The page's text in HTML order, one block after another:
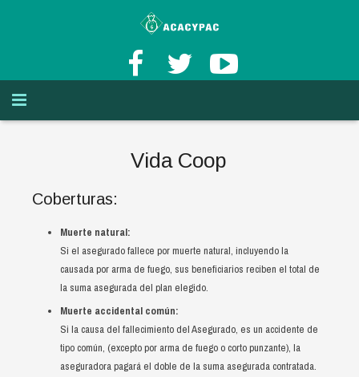
Principios del cooperativismo
Valores del cooperativismo
Afiliación
Cuenta de Aportaciones
Beneficios de ser asociado de ACACYPAC de RL
Derechos del asociado de ACACYPAC de RL
AHORROS
Ahorro a la Vista
Cuenta de Ahorros
Cuenta de Ahorro Infantil
Ahorro Programado
Cuenta de Ahorro Escolar
Ahorro a Plazo
CREDITOS
Lineas de Credito
Crédito Producción Agropecuaria
OTROS SERVICIOS
RED DE AGENCIAS
Vida Coop
Coberturas:
Muerte natural:
Si el asegurado fallece por muerte natural, incluyendo la
causada por arma de fuego, sus beneficiarios reciben el total de
la suma asegurada del plan elegido.
Muerte accidental común:
Si la causa del fallecimiento del Asegurado, es un accidente de
tipo común, (excepto por arma de fuego o corto punzante), la
aseguradora pagará el doble de la suma asegurada contratada.